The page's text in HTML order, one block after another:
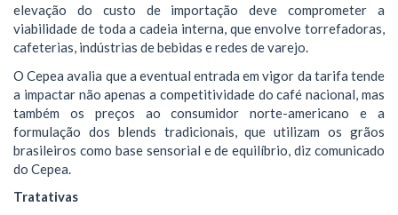
elevação do custo de importação deve comprometer a
viabilidade de toda a cadeia interna, que envolve torrefadoras,
cafeterias, indústrias de bebidas e redes de varejo.
O Cepea avalia que a eventual entrada em vigor da tarifa tende
a impactar não apenas a competitividade do café nacional, mas
também os preços ao consumidor norte-americano e a
formulação dos blends tradicionais, que utilizam os grãos
brasileiros como base sensorial e de equilíbrio, diz comunicado
do Cepea.
Tratativas